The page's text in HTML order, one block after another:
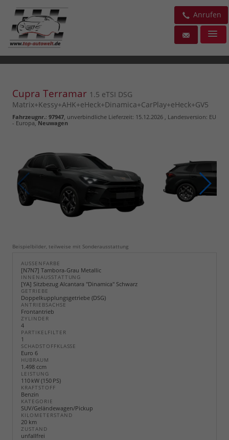
Anrufen
Cupra Terramar 1.5 eTSI DSG
Matrix+Kessy+AHK+eHeck+Dinamica+CarPlay+eHeck+GV5
Fahrzeugnr.: 97947 , unverbindliche Lieferzeit: 15.12.2026 , Landesversion: EU
- Europa,Neuwagen
Beispielbilder, teilweise mit Sonderausstattung
AUSSENFARBE
[N7N7] Tambora-Grau Metallic
INNENAUSSTATTUNG
[YA] Sitzbezug Alcantara "Dinamica" Schwarz
GETRIEBE
Doppelkupplungsgetriebe (DSG)
ANTRIEBSACHSE
Frontantrieb
ZYLINDER
4
PARTIKELFILTER
1
SCHADSTOFFKLASSE
Euro 6
HUBRAUM
1.498 ccm
LEISTUNG
110 kW (150 PS)
KRAFTSTOFF
Benzin
KATEGORIE
SUV/Geländewagen/Pickup
KILOMETERSTAND
20 km
ZUSTAND
unfallfrei